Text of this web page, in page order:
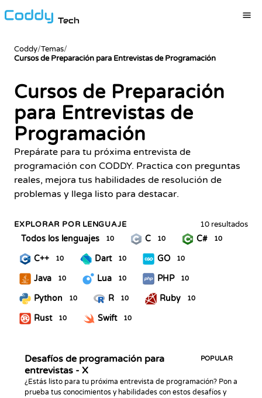
Tech
Coddy/Temas/
Cursos de Preparación para Entrevistas de Programación
Cursos de Preparación
para Entrevistas de
Programación
Prepárate para tu próxima entrevista de
programación con CODDY. Practica con preguntas
reales, mejora tus habilidades de resolución de
problemas y llega listo para destacar.
EXPLORAR POR LENGUAJE 10 resultados
Todos los lenguajes 10 C 10 C# 10
C++ 10 Dart 10 GO 10
Java 10 Lua 10 PHP 10
Python 10 R 10 Ruby 10
Rust 10 Swift 10
Desafíos de programación para
entrevistas - X
POPULAR
¿Estás listo para tu próxima entrevista de programación? Pon a
prueba tus conocimientos y habilidades con estos desafíos y